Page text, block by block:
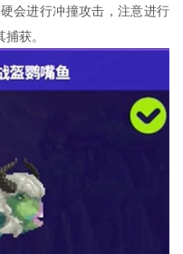
会进行冲撞攻击，注意进行
获。